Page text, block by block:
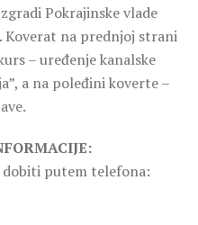
Pokrajinske vlade
Koverat na prednjoj strani
– uređenje kanalske
a na poleđini koverte –
dobiti putem telefona: